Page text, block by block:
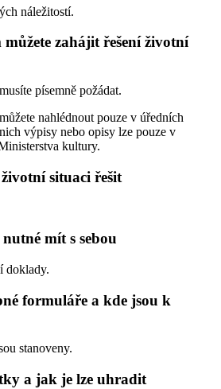
náležitostí.
zahájit řešení životní
písemně požádat.
nahlédnout pouze v úředních
výpisy nebo opisy lze pouze v
kultury.
situaci řešit
mít s sebou
doklady.
formuláře a kde jsou k
stanoveny.
a jak je lze uhradit